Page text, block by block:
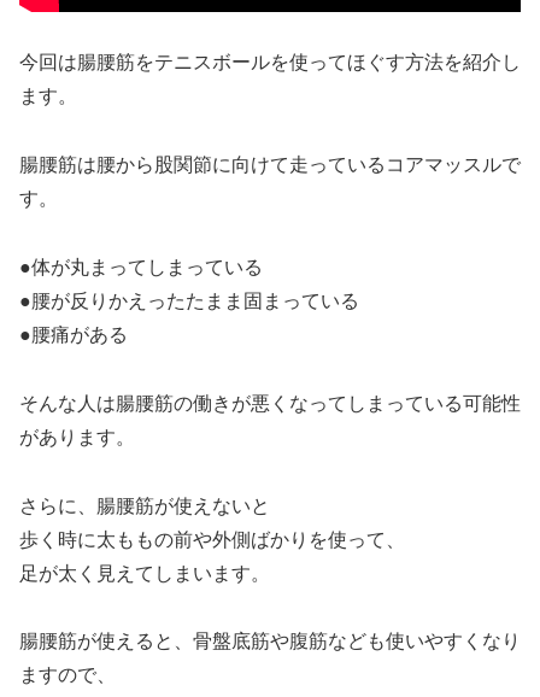
今回は腸腰筋をテニスボールを使ってほぐす方法を紹介し
ます。
腸腰筋は腰から股関節に向けて走っているコアマッスルで
す。
●体が丸まってしまっている
●腰が反りかえったたまま固まっている
●腰痛がある
そんな人は腸腰筋の働きが悪くなってしまっている可能性
があります。
さらに、腸腰筋が使えないと
歩く時に太ももの前や外側ばかりを使って、
足が太く見えてしまいます。
腸腰筋が使えると、骨盤底筋や腹筋なども使いやすくなり
ますので、